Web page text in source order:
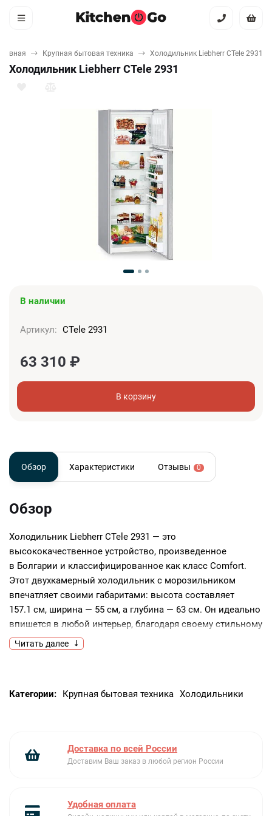
Крупная бытовая техника Холодильник Liebherr CTele 2931
Холодильник Liebherr CTele 2931
В наличии
Артикул: CTele 2931
63 310 ₽
В корзину
Обзор Характеристики Отзывы 0
Обзор
Холодильник Liebherr CTele 2931 — это
высококачественное устройство, произведенное
в Болгарии и классифицированное как класс Comfort.
Этот двухкамерный холодильник с морозильником
впечатляет своими габаритами: высота составляет
157.1 см, ширина — 55 см, а глубина — 63 см. Он идеально
впишется в любой интерьер, благодаря своему стильному
серебристому цвету и дизайну SwingLine.Прибор
оснащен механическим управлением с поворотным
гарантирует долговечность и надежность. Двери могут
светодиодным освещением и четырьмя полками
подставка для яиц, отделения для консервов
и бутылок — все это делает хранение продуктов удобным
Читать далее
Категории: Крупная бытовая техника Холодильники
Доставка по всей России
Доставим Ваш заказ в любой регион России
Удобная оплата